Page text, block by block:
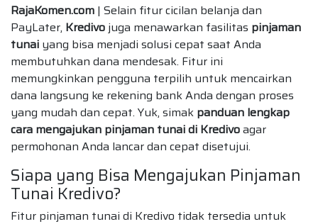
RajaKomen.com | Selain fitur cicilan belanja dan
PayLater, Kredivo juga menawarkan fasilitas pinjaman
tunai yang bisa menjadi solusi cepat saat Anda
membutuhkan dana mendesak. Fitur ini
memungkinkan pengguna terpilih untuk mencairkan
dana langsung ke rekening bank Anda dengan proses
yang mudah dan cepat. Yuk, simak panduan lengkap
cara mengajukan pinjaman tunai di Kredivoagar
permohonan Anda lancar dan cepat disetujui.
Siapa yang Bisa Mengajukan Pinjaman
Tunai Kredivo?
Fitur pinjaman tunai di Kredivo tidak tersedia untuk